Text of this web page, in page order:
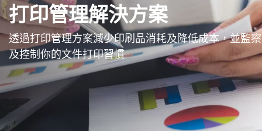
打印管理解決方案
透過打印管理方案減少印刷品消耗及降低成本，並監察
及控制你的文件打印習慣